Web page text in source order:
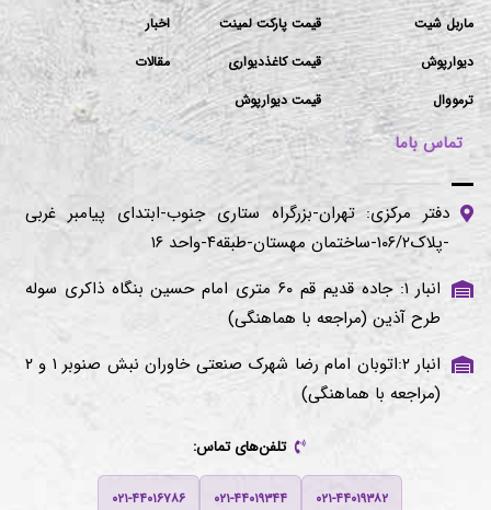
ماربل شیت
دیوارپوش
ترمووال
قیمت پارکت لمینت
قیمت کاغذدیواری
قیمت دیوارپوش
اخبار
مقالات
تماس باما
دفتر مرکزی: تهران-بزرگراه ستاری جنوب-ابتدای پیامبر غربی
-پلاک۱۰۶/۲-ساختمان مهستان-طبقه۴-واحد ۱۶
انبار ۱: جاده قدیم قم ۶۰ متری امام حسین بنگاه ذاکری سوله
طرح آذین (مراجعه با هماهنگی)
انبار ۲:اتوبان امام رضا شهرک صنعتی خاوران نبش صنوبر ۱ و ۲
(مراجعه با هماهنگی)
تلفن‌های تماس:
۰۲۱-۴۴۰۱۹۳۸۲ ۰۲۱-۴۴۰۱۹۳۴۴ ۰۲۱-۴۴۰۱۶۷۸۶